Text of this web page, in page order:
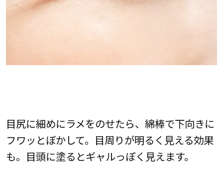
目尻に細めにラメをのせたら、綿棒で下向きに
フワッとぼかして。目周りが明るく見える効果
も。目頭に塗るとギャルっぽく見えます。